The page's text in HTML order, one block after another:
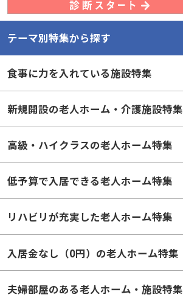
テーマ別特集から探す
食事に力を入れている施設特集
新規開設の老人ホーム・介護施設特集
高級・ハイクラスの老人ホーム特集
低予算で入居できる老人ホーム特集
リハビリが充実した老人ホーム特集
入居金なし（0円）の老人ホーム特集
夫婦部屋のある老人ホーム・施設特集